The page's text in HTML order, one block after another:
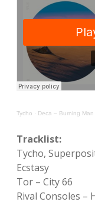
Tycho · Deca – Burning
Tracklist:
Tycho,
Ecstasy
Tor – City 66
Rival Consoles –